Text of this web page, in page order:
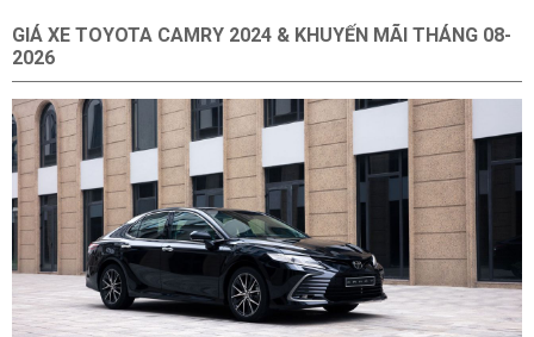
GIÁ XE TOYOTA CAMRY 2024 & KHUYẾN MÃI THÁNG 08-
2026